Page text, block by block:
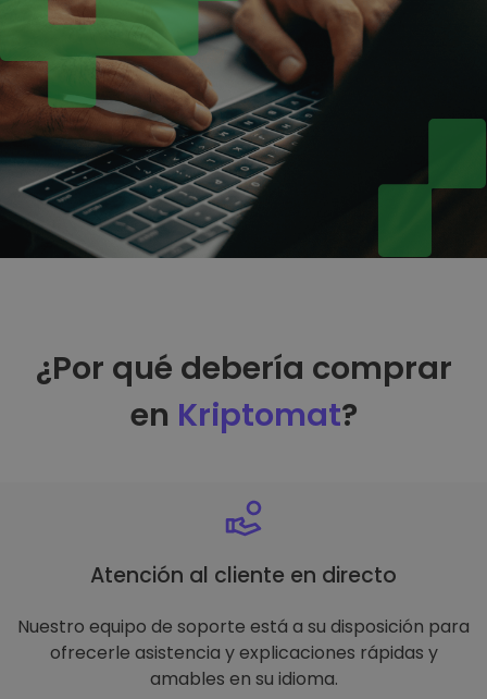
¿Por qué debería comprar
en Kriptomat?
Atención al cliente en directo
Nuestro equipo de soporte está a su disposición para
ofrecerle asistencia y explicaciones rápidas y
amables en su idioma.